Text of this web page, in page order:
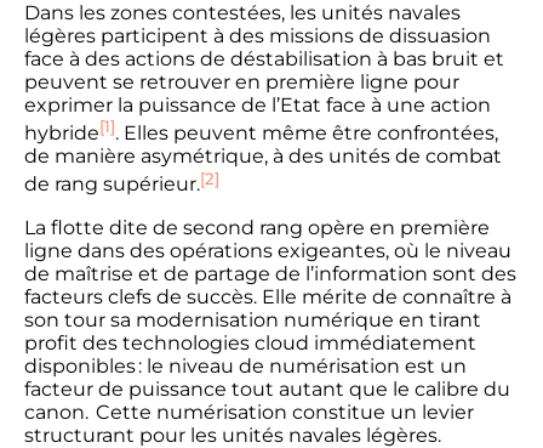
Dans les zones contestées, les unités navales
légères participent à des missions de dissuasion
face à des actions de déstabilisation à bas bruit et
peuvent se retrouver en première ligne pour
exprimer la puissance de l’Etat face à une action
hybride[1]. Elles peuvent même être confrontées,
de manière asymétrique, à des unités de combat
de rang supérieur.[2]
La flotte dite de second rang opère en première
ligne dans des opérations exigeantes, où le niveau
de maîtrise et de partage de l’information sont des
facteurs clefs de succès. Elle mérite de connaître à
son tour sa modernisation numérique en tirant
profit des technologies cloud immédiatement
disponibles : le niveau de numérisation est un
facteur de puissance tout autant que le calibre du
canon. Cette numérisation constitue un levier
structurant pour les unités navales légères.